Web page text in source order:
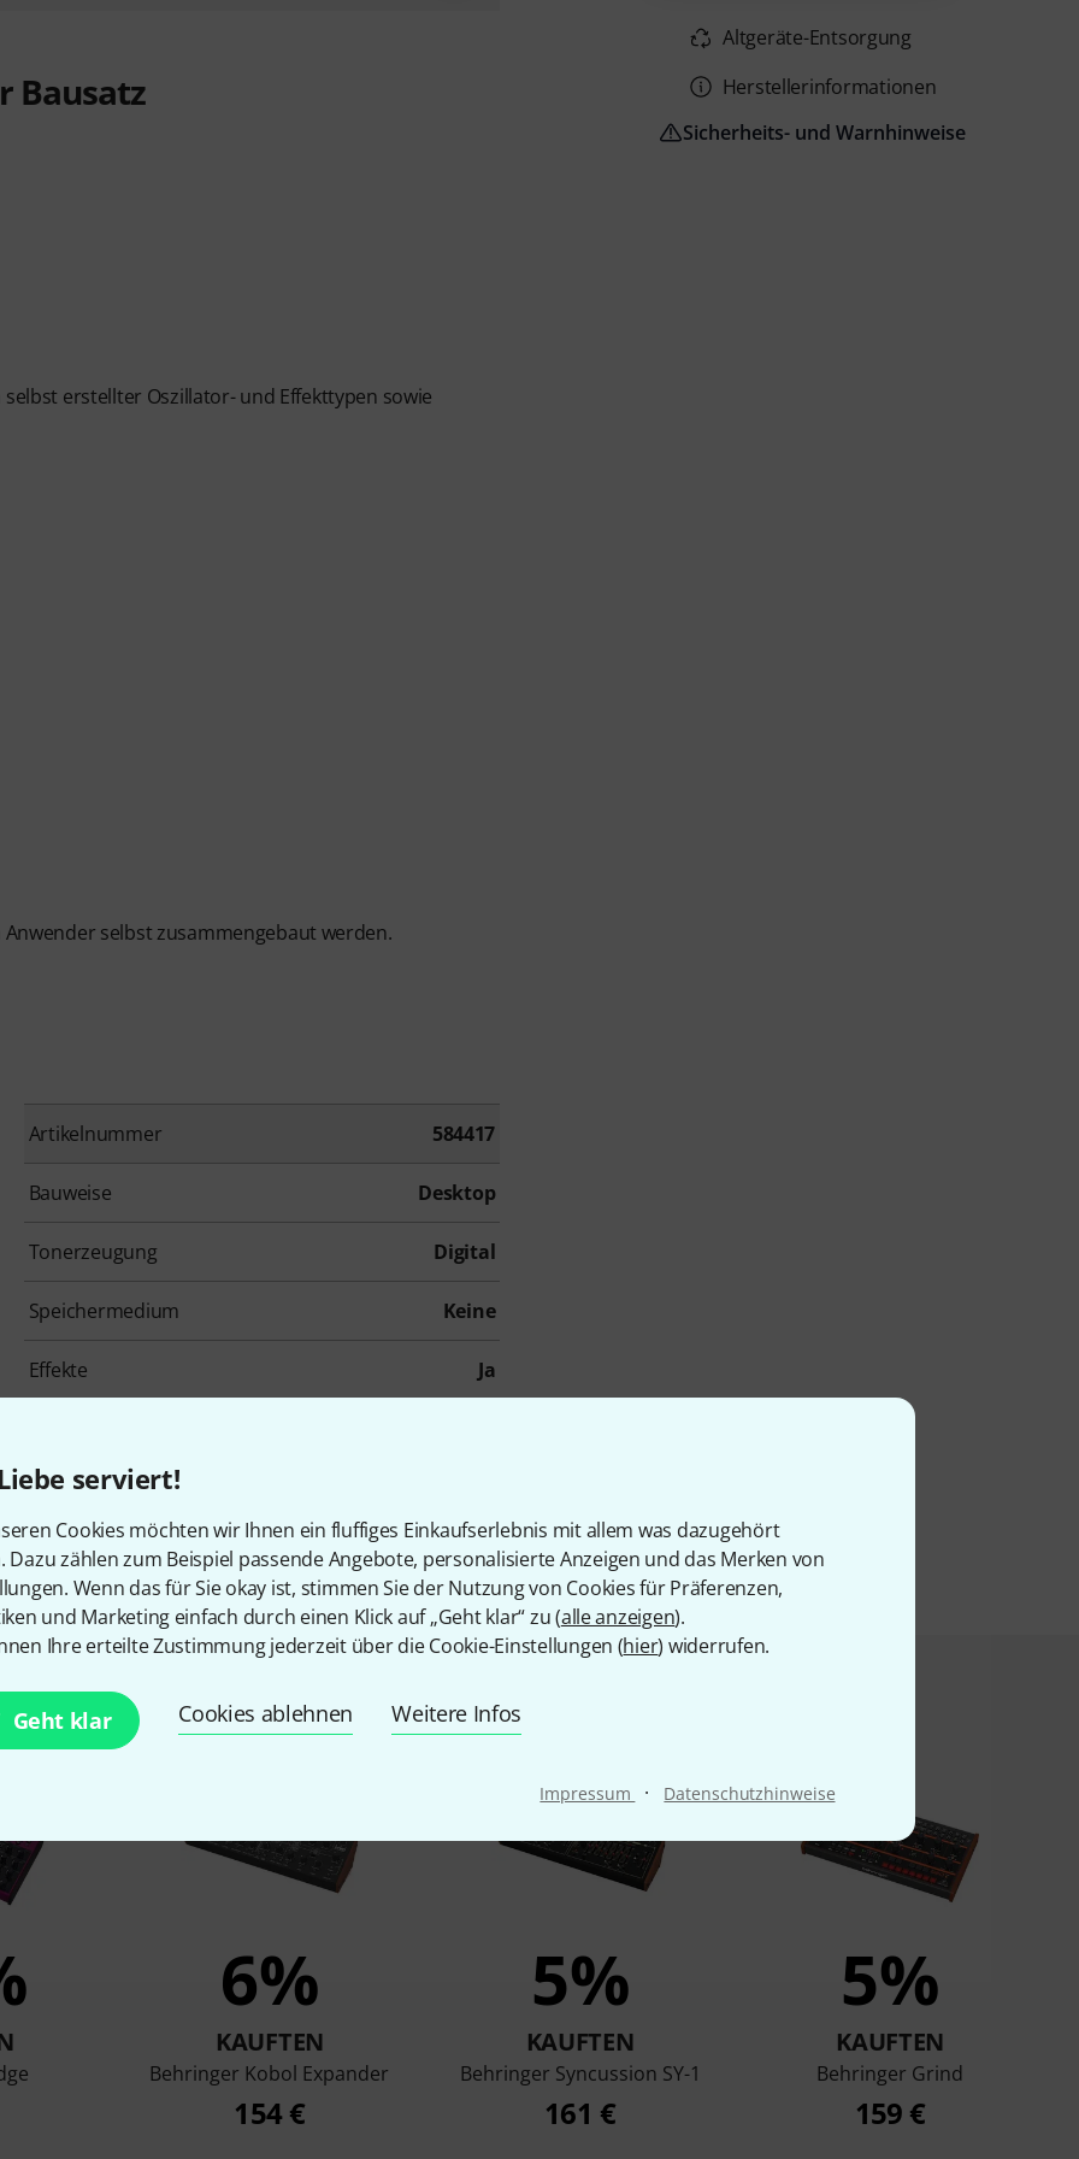
serviert!
Cookies möchten wir Ihnen ein fluffiges Einkaufserlebnis mit allem was dazugehört
Dazu zählen zum Beispiel passende Angebote, personalisierte Anzeigen und das Merken von
Wenn das für Sie okay ist, stimmen Sie der Nutzung von Cookies für Präferenzen,
und Marketing einfach durch einen Klick auf „Geht klar“ zu (alle anzeigen).
Ihre erteilte Zustimmung jederzeit über die Cookie-Einstellungen (hier) widerrufen.
Geht klar Cookies ablehnen Weitere Infos
Impressum · Datenschutzhinweise
Bausatz
erstellter Oszillator- und Effekttypen sowie
selbst zusammengebaut werden.
Artikelnummer 584417
Bauweise Desktop
Tonerzeugung Digital
Speichermedium Keine
Effekte Ja
Display
Altgeräte-Entsorgung
Herstellerinformationen
Sicherheits- und Warnhinweise
die sich dieses Produkt angesehen haben
6%
KAUFTEN
Behringer Kobol Expander
154 €
5%
KAUFTEN
Behringer Syncussion SY-1
161 €
5%
KAUFTEN
Behringer Grind
159 €